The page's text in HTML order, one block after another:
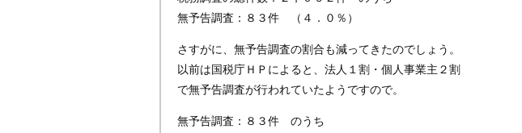
無予告調査：８３件 （４．０％）
さすがに、無予告調査の割合も減ってきたのでしょう。
以前は国税庁ＨＰによると、法人１割・個人事業主２割
で無予告調査が行われていたようですので。
無予告調査：８３件 のうち